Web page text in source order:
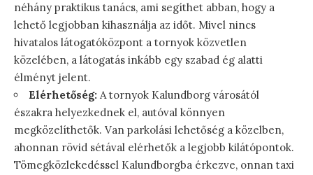
néhány praktikus tanács, ami segíthet abban, hogy a
lehető legjobban kihasználja az időt. Mivel nincs
hivatalos látogatóközpont a tornyok közvetlen
közelében, a látogatás inkább egy szabad ég alatti
élményt jelent.
Elérhetőség: A tornyok Kalundborg városától
északra helyezkednek el, autóval könnyen
megközelíthetők. Van parkolási lehetőség a közelben,
ahonnan rövid sétával elérhetők a legjobb kilátópontok.
Tömegközlekedéssel Kalundborgba érkezve, onnan taxi